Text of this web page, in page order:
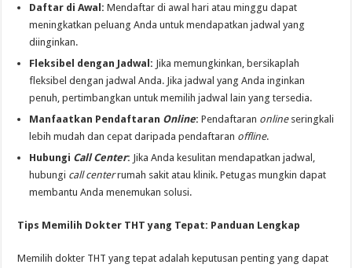
Daftar di Awal: Mendaftar di awal hari atau minggu dapat
meningkatkan peluang Anda untuk mendapatkan jadwal yang
diinginkan.
Fleksibel dengan Jadwal: Jika memungkinkan, bersikaplah
fleksibel dengan jadwal Anda. Jika jadwal yang Anda inginkan
penuh, pertimbangkan untuk memilih jadwal lain yang tersedia.
Manfaatkan Pendaftaran Online: Pendaftaran onlineseringkali
lebih mudah dan cepat daripada pendaftaran offline.
Hubungi Call Center: Jika Anda kesulitan mendapatkan jadwal,
hubungi call centerrumah sakit atau klinik. Petugas mungkin dapat
membantu Anda menemukan solusi.
Tips Memilih Dokter THT yang Tepat: Panduan Lengkap
Memilih dokter THT yang tepat adalah keputusan penting yang dapat